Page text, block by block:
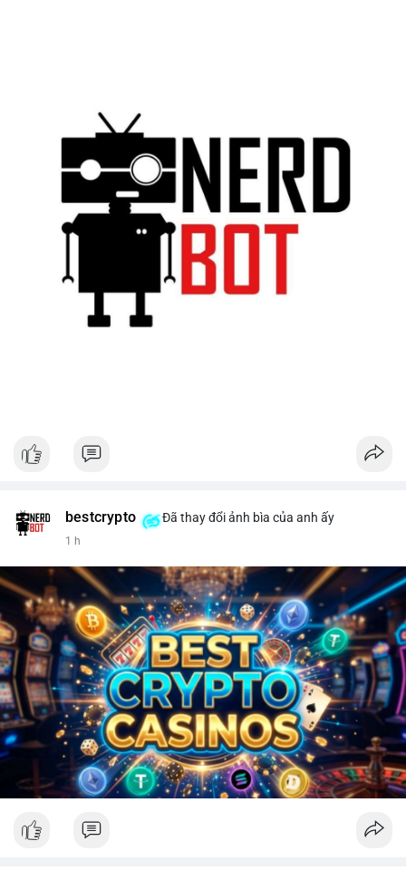
bestcrypto Đã thay đổi ảnh bìa của anh ấy
1 h